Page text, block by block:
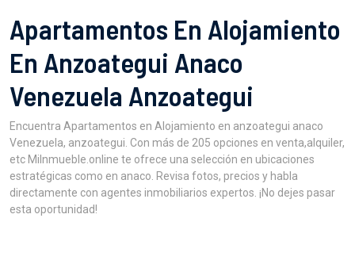
Apartamentos En Alojamiento
En Anzoategui Anaco
Venezuela Anzoategui
Encuentra Apartamentos en Alojamiento en anzoategui anaco
Venezuela, anzoategui. Con más de 205 opciones en venta,alquiler,
etc MiInmueble.online te ofrece una selección en ubicaciones
estratégicas como en anaco. Revisa fotos, precios y habla
directamente con agentes inmobiliarios expertos. ¡No dejes pasar
esta oportunidad!